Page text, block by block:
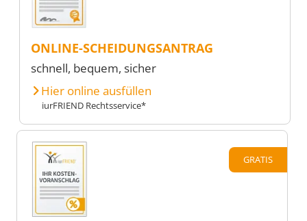
ONLINE-SCHEIDUNGSANTRAG
schnell, bequem, sicher
Hier online ausfüllen
iurFRIEND Rechtsservice*
GRATIS